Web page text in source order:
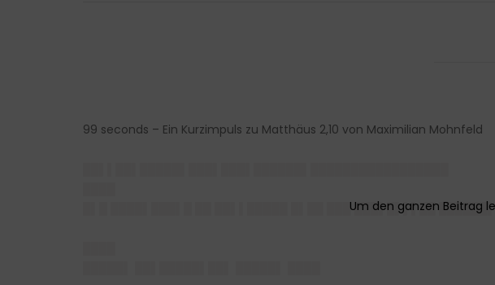
99 seconds – Ein Kurzimpuls zu Matthäus 2,10 von Maximilian Mohnfeld
█▌█ ████▌███▌█ ██ ██▌▌█████ █▌██ ███ ███▌█▌▌▌██